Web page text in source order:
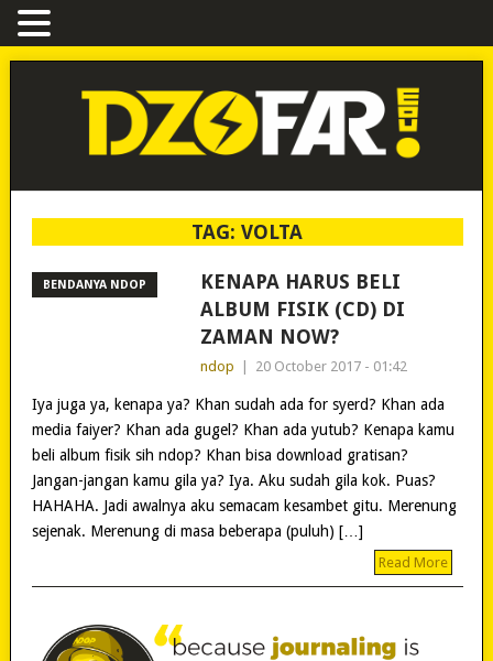
TAG:VOLTA
BENDANYA NDOP
KENAPA HARUS BELI
ALBUM FISIK (CD) DI
ZAMAN NOW?
ndop 20 October 2017 - 01:42
Iya juga ya, kenapa ya? Khan sudah ada for syerd? Khan ada
media faiyer? Khan ada gugel? Khan ada yutub? Kenapa kamu
beli album fisik sih ndop? Khan bisa download gratisan?
Jangan-jangan kamu gila ya? Iya. Aku sudah gila kok. Puas?
HAHAHA. Jadi awalnya aku semacam kesambet gitu. Merenung
sejenak. Merenung di masa beberapa (puluh) […]
Read More